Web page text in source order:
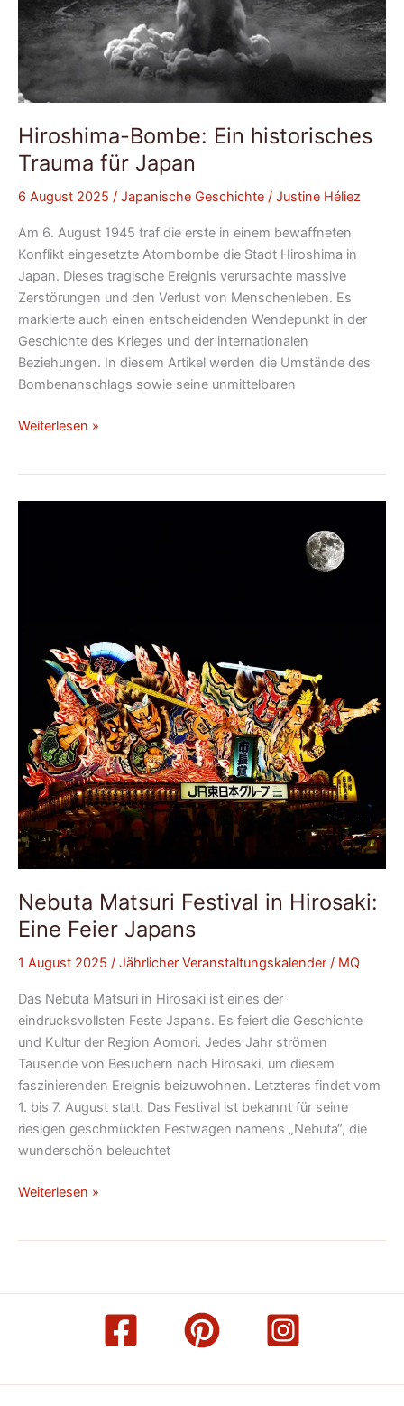
Hiroshima-Bombe: Ein historisches
Trauma für Japan
6 August 2025 / Japanische Geschichte / Justine Héliez
Am 6. August 1945 traf die erste in einem bewaffneten
Konflikt eingesetzte Atombombe die Stadt Hiroshima in
Japan. Dieses tragische Ereignis verursachte massive
Zerstörungen und den Verlust von Menschenleben. Es
markierte auch einen entscheidenden Wendepunkt in der
Geschichte des Krieges und der internationalen
Beziehungen. In diesem Artikel werden die Umstände des
Bombenanschlags sowie seine unmittelbaren
Weiterlesen »
Nebuta Matsuri Festival in Hirosaki:
Eine Feier Japans
1 August 2025 / Jährlicher Veranstaltungskalender / MQ
Das Nebuta Matsuri in Hirosaki ist eines der
eindrucksvollsten Feste Japans. Es feiert die Geschichte
und Kultur der Region Aomori. Jedes Jahr strömen
Tausende von Besuchern nach Hirosaki, um diesem
faszinierenden Ereignis beizuwohnen. Letzteres findet vom
1. bis 7. August statt. Das Festival ist bekannt für seine
riesigen geschmückten Festwagen namens „Nebuta“, die
wunderschön beleuchtet
Japans
Weiterlesen »